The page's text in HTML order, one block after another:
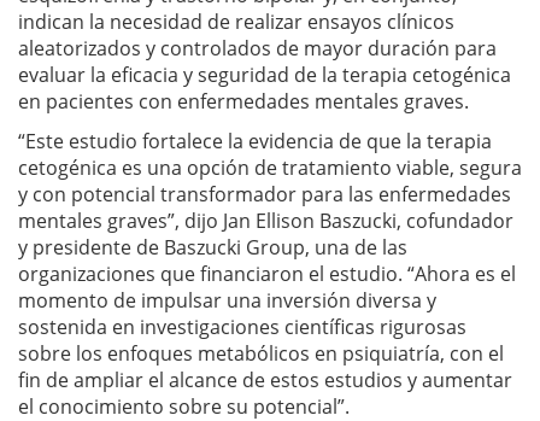
indican la necesidad de realizar ensayos clínicos
aleatorizados y controlados de mayor duración para
evaluar la eficacia y seguridad de la terapia cetogénica
en pacientes con enfermedades mentales graves.
“Este estudio fortalece la evidencia de que la terapia
cetogénica es una opción de tratamiento viable, segura
y con potencial transformador para las enfermedades
mentales graves”, dijo Jan Ellison Baszucki, cofundador
y presidente de Baszucki Group, una de las
organizaciones que financiaron el estudio. “Ahora es el
momento de impulsar una inversión diversa y
sostenida en investigaciones científicas rigurosas
sobre los enfoques metabólicos en psiquiatría, con el
fin de ampliar el alcance de estos estudios y aumentar
el conocimiento sobre su potencial”.